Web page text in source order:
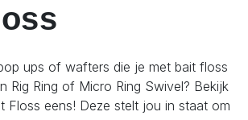
ups of wafters die je met bait floss
Rig Ring of Micro Ring Swivel? Bekijk
Floss eens! Deze stelt jou in staat om